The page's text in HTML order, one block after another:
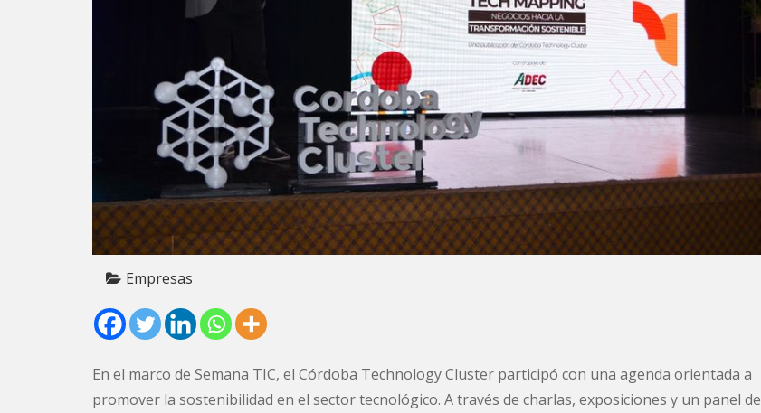
Empresas
En el marco de Semana TIC, el Córdoba Technology Cluster participó con una agenda orientada a
promover la sostenibilidad en el sector tecnológico. A través de charlas, exposiciones y un panel de